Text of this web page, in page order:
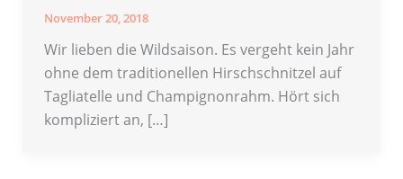
November 20, 2018
Wir lieben die Wildsaison. Es vergeht kein Jahr
ohne dem traditionellen Hirschschnitzel auf
Tagliatelle und Champignonrahm. Hört sich
kompliziert an, […]